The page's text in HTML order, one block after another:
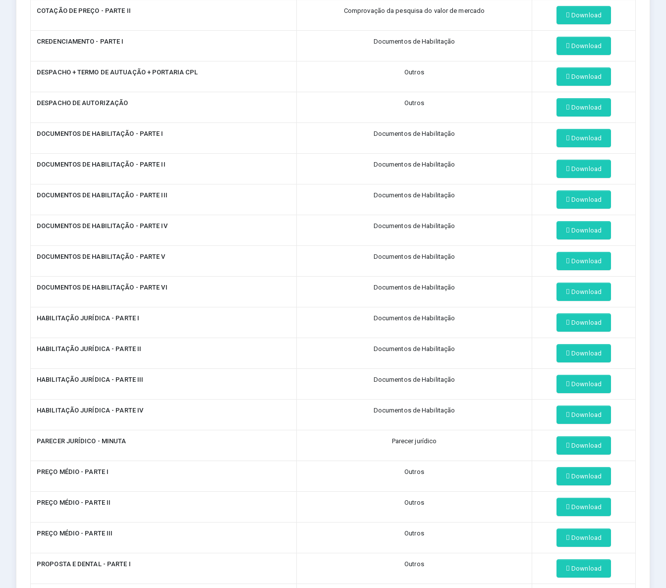
COTAÇÃO DE PREÇO - PARTE II Comprovação da pesquisa do valor de mercado
Download
CREDENCIAMENTO - PARTE I Documentos de Habilitação
Download
DESPACHO + TERMO DE AUTUAÇÃO + PORTARIA CPL Outros
Download
DESPACHO DE AUTORIZAÇÃO Outros
Download
DOCUMENTOS DE HABILITAÇÃO - PARTE I Documentos de Habilitação
Download
DOCUMENTOS DE HABILITAÇÃO - PARTE II Documentos de Habilitação
Download
DOCUMENTOS DE HABILITAÇÃO - PARTE III Documentos de Habilitação
Download
DOCUMENTOS DE HABILITAÇÃO - PARTE IV Documentos de Habilitação
Download
DOCUMENTOS DE HABILITAÇÃO - PARTE V Documentos de Habilitação
Download
DOCUMENTOS DE HABILITAÇÃO - PARTE VI Documentos de Habilitação
Download
HABILITAÇÃO JURÍDICA - PARTE I Documentos de Habilitação
Download
HABILITAÇÃO JURÍDICA - PARTE II Documentos de Habilitação
Download
HABILITAÇÃO JURÍDICA - PARTE III Documentos de Habilitação
Download
HABILITAÇÃO JURÍDICA - PARTE IV Documentos de Habilitação
Download
PARECER JURÍDICO - MINUTA Parecer jurídico
Download
PREÇO MÉDIO - PARTE I Outros
Download
PREÇO MÉDIO - PARTE II Outros
Download
PREÇO MÉDIO - PARTE III Outros
Download
PROPOSTA E DENTAL - PARTE I Outros
Download